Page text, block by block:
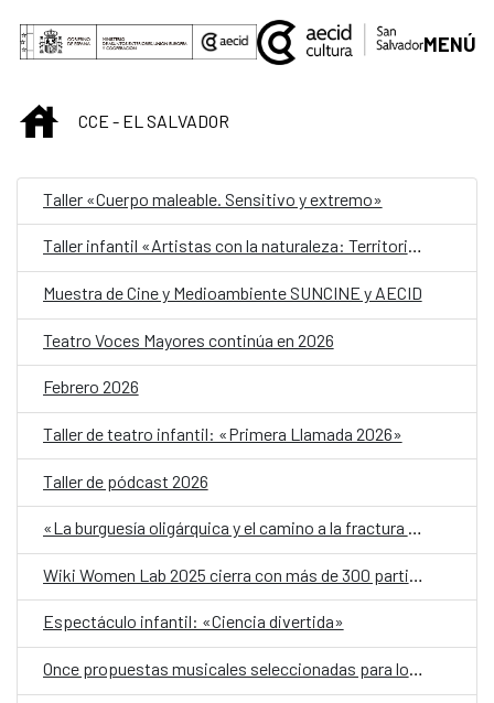
Saltar al contenido principal
MENÚ
INICIOCCE - EL SALVADOR
Taller «Cuerpo maleable. Sensitivo y extremo»
Taller infantil «Artistas con la naturaleza: Territorios, siembras, nidos y aguas»
Muestra de Cine y Medioambiente SUNCINE y AECID
Teatro Voces Mayores continúa en 2026
Febrero 2026
Taller de teatro infantil: «Primera Llamada 2026»
Taller de pódcast 2026
«La burguesía oligárquica y el camino a la fractura social en El Salvador 1890-1931»
Espectáculo infantil: «Ciencia divertida»
Once propuestas musicales seleccionadas para los conciertos de A2Bandas 2026